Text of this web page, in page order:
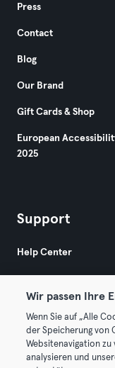
Press
Contact
Blog
Our Brand
Gift Cards & Shop
European
2025
Support
Help Center
© 2026 Urban
Wir passen Ihre
Wenn Sie auf „Alle
der Speicherung von
Websitenavigation zu
analysieren und